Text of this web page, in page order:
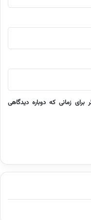
زمانی که دوباره دیدگاهی